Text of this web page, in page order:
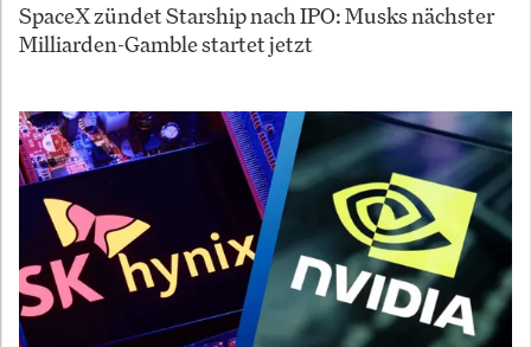
SpaceX zündet Starship nach IPO: Musks nächster
Milliarden-Gamble startet jetzt